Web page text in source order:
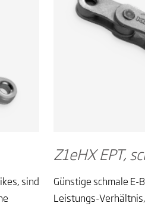
sind
Z1eHX EPT,
Günstige schmale
Leistungs-